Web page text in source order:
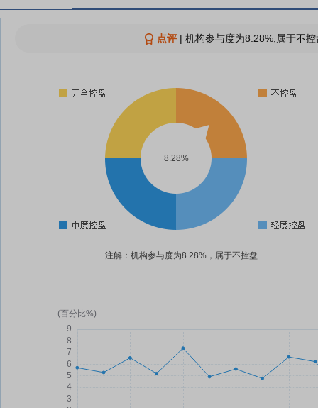
点评| 机构参与度为8.28%,属于不
8.28%
注解：机构参与度为8.28%，属于不控盘